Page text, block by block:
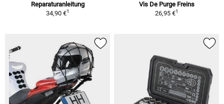
Reparaturanleitung
34,90 €1
Vis De Purge Freins
26,95 €1